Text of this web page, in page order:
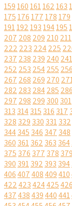
159160161162163
175176177178179
191192193194195
207 208 209 210 211
222 223 224225
237 238 239 240 241
252 253 254255 256
267 268 269 270
282 283 284285 286
297 298 299 300 301
313 314315 316 317
328 329 330 331332
344345 346 347 348
360 361362 363 364
375 376 377 378 379
390 391392 393 394
406407408409410
422423424425426
437438439440441